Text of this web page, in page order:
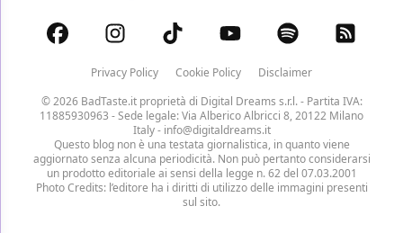
Privacy Policy Cookie Policy
Disclaimer
© 2026 BadTaste.it proprietà di Digital Dreams s.r.l.- Partita IVA:
11885930963 - Sede legale: Via Alberico Albricci 8, 20122 Milano
Italy - info@digitaldreams.it
Questo blog non è una testata giornalistica, in quanto viene
aggiornato senza alcuna periodicità. Non può pertanto considerarsi
un prodotto editoriale ai sensi della legge n. 62 del 07.03.2001
Photo Credits: l’editore ha i diritti di utilizzo delle immagini presenti
sul sito.